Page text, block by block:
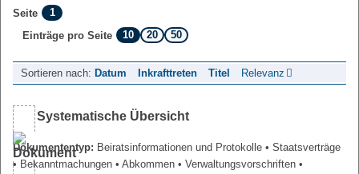
Seite
1
Einträge pro Seite
10 20 50
Sortieren nach: Datum Inkrafttreten Titel Relevanz
Systematische Übersicht
Dokumententyp: Beiratsinformationen und Protokolle • Staatsverträge
• Bekanntmachungen • Abkommen • Verwaltungsvorschriften •